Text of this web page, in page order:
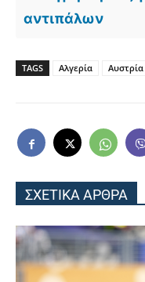
αντιπάλων
TAGS Αλγερία Αυστρία
ΣΧΕΤΙΚΑ ΑΡΘΡΑ